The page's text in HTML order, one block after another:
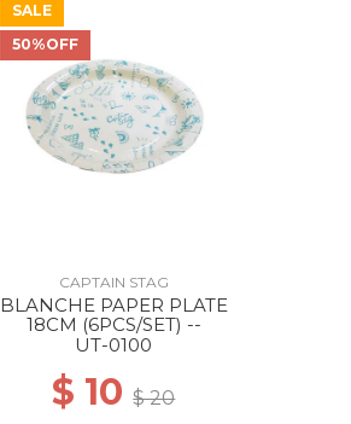
SALE
50%OFF
CAPTAIN STAG
BLANCHE PAPER PLATE
18CM (6PCS/SET) --
UT-0100
$ 10$ 20